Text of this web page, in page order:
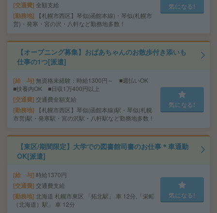
交通費 全額支給
勤務地
【札幌市西区】琴似(函館本線)・琴似(札幌市
営)・発寒・宮の沢・八軒など勤務地多数！
気になる!
【オープニング募集】おばあちゃんのお散歩付き添いも
仕事の1つ[派遣]
給 与 無資格未経験：時給1300円～ ■週払いOK
■扶養内OK ■日収1万400円以上
交通費 交通費全額支給
勤務地
【札幌市西区】琴似(函館本線)駅・琴似(札幌
市営)駅・発寒駅・宮の沢駅・八軒駅など勤務地多数！
気になる!
【東区/期間限定】大学での図書館司書のお仕事＊車通勤
OK[派遣]
給 与 時給1370円
交通費 交通費支給
勤務地 北海道 札幌市東区 「拓北駅」 車 12分,「栄町
（北海道）駅」 車 12分
気になる!